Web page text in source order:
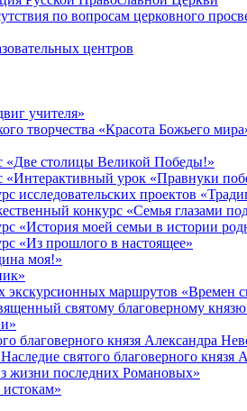
по вопросам церковного
центров
учителя»
творчества «Красота Божьего
столицы Великой Победы!»
урок «Правнуки
исследовательских проектов
конкурс «Семья глазами
«История моей семьи в истории
«Из прошлого в настоящее»
моя!»
экскурсионных маршрутов «Времен
святому благоверному
благоверного князя Александра
святого благоверного князя
жизни последних Романовых»